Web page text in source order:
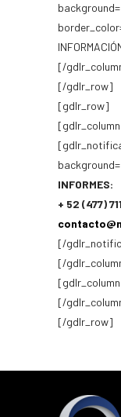
[/
[/gdlr_row]
[gdlr_row]
INFORMES:
+ 52 (477)
[/
[/
[/
[/gdlr_row]